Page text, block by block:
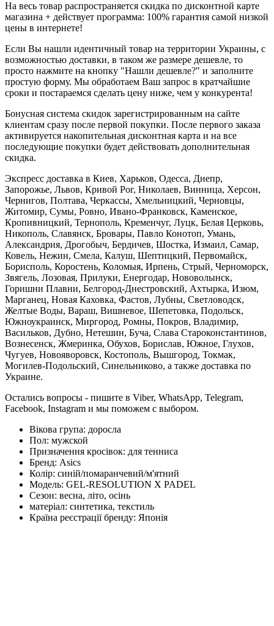
На весь товар распространяется скидка по дисконтной карте
магазина + действует программа: 100% гарантия самой низкой
цены в интернете!
Если Вы нашли идентичный товар на территории Украины, с
возможностью доставки, в таком же размере дешевле, то
просто нажмите на кнопку "Нашли дешевле?" и заполните
простую форму. Мы обработаем Ваш запрос в кратчайшие
сроки и постараемся сделать цену ниже, чем у конкурента!
Бонусная система скидок зарегистрированным на сайте
клиентам сразу после первой покупки. После первого заказа
активируется накопительная дисконтная карта и на все
последующие покупки будет действовать дополнительная
скидка.
Экспресс доставка в Киев, Харьков, Одесса, Днепр,
Запорожье, Львов, Кривой Рог, Николаев, Винница, Херсон,
Чернигов, Полтава, Черкассы, Хмельницкий, Черновцы,
Житомир, Сумы, Ровно, Ивано-Франковск, Каменское,
Кропивницкий, Тернополь, Кременчуг, Луцк, Белая Церковь,
Никополь, Славянск, Бровары, Павло Конотоп, Умань,
Александрия, Дрогобыч, Бердичев, Шостка, Измаил, Самар,
Ковель, Нежин, Смела, Калуш, Шептицкий, Первомайск,
Борисполь, Коростень, Коломыя, Ирпень, Стрый, Черноморск,
Звягель, Лозовая, Прилуки, Енергодар, Нововолынск,
Горишни Плавни, Белгород-Днестровский, Ахтырка, Изюм,
Марганец, Новая Каховка, Фастов, Лубны, Светловодск,
Желтые Воды, Вараш, Вишневое, Шепетовка, Подольск,
Южноукраинск, Миргород, Ромны, Покров, Владимир,
Васильков, Дубно, Нетешин, Буча, Слава Староконстантинов,
Вознесенск, Жмеринка, Обухов, Борислав, Южное, Глухов,
Чугуев, Новояворовск, Костополь, Вышгород, Токмак,
Могилев-Подольский, Синельниково, а также доставка по
Украине.
Остались вопросы - пишите в Viber, WhatsApp, Telegram,
Facebook, Instagram и мы поможем с выбором.
Вікова група: доросла
Пол: мужской
Призначення кросівок: для тенниса
Бренд: Asics
Колір: синій/помаранчевий/м'ятний
Модель: GEL-RESOLUTION X PADEL
Сезон: весна, літо, осінь
матеріал: синтетика, текстиль
Країна реєстрації бренду: Японія